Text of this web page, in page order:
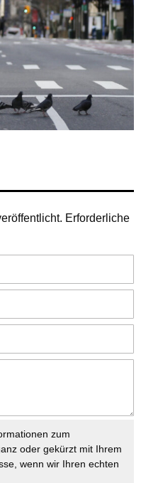
Erforderliche
zum
oder gekürzt mit Ihrem
wenn wir Ihren echten